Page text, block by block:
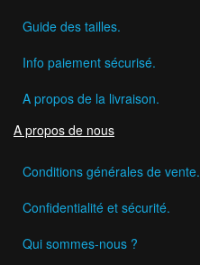
Guide des tailles.
Info paiement sécurisé.
A propos de la livraison.
A propos de nous
Conditions générales de vente.
Confidentialité et sécurité.
Qui sommes-nous ?